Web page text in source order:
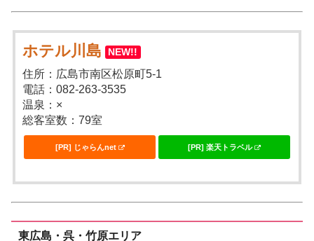
ホテル川島 NEW!!
住所：広島市南区松原町5-1
電話：082-263-3535
温泉：×
総客室数：79室
[PR] じゃらんnet [PR] 楽天トラベル
東広島・呉・竹原エリア